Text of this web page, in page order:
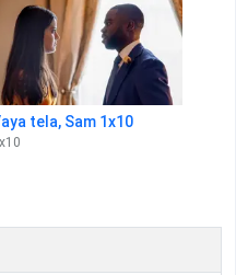
tela, Sam 1x10
x10